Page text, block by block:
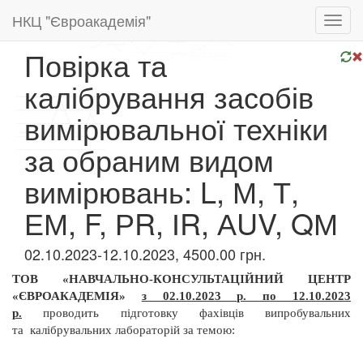
НКЦ "Євроакадемія"
Повірка та
калібрування засобів
вимірювальної техніки
за обраним видом
вимірювань: L, М, Т,
ЕМ, F, РR, ІR, АUV, QМ
02.10.2023-12.10.2023, 4500.00 грн.
ТОВ «НАВЧАЛЬНО-КОНСУЛЬТАЦІЙНИЙ ЦЕНТР
«ЄВРОАКАДЕМІЯ» з 02.10.2023 р. по 12.10.2023
р.
проводить підготовку фахівців випробувальних
та калібрувальних лабораторій за темою: